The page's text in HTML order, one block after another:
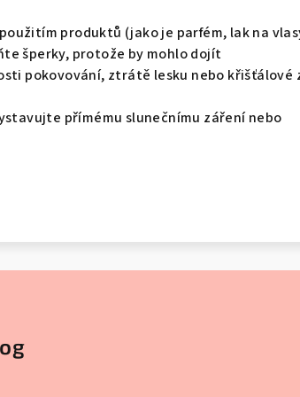
produktů (jako je parfém, lak na
šperky, protože by mohlo dojít
pokovování, ztrátě lesku nebo křišťálové
přímému slunečnímu záření nebo